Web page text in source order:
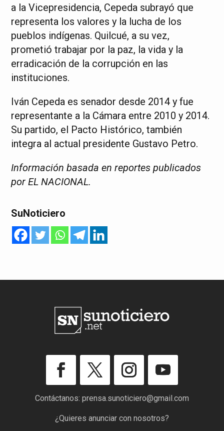
a la Vicepresidencia, Cepeda subrayó que
representa los valores y la lucha de los
pueblos indígenas. Quilcué, a su vez,
prometió trabajar por la paz, la vida y la
erradicación de la corrupción en las
instituciones.
Iván Cepeda es senador desde 2014 y fue
representante a la Cámara entre 2010 y 2014.
Su partido, el Pacto Histórico, también
integra al actual presidente Gustavo Petro.
Información basada en reportes publicados
por EL NACIONAL.
SuNoticiero
Contáctanos: prensa.sunoticiero@gmail.com
¿Quieres anunciar con nosotros?